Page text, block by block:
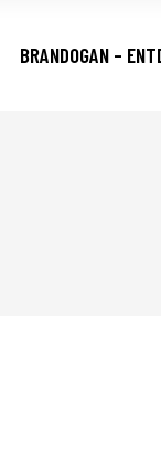
BRANDOGAN –